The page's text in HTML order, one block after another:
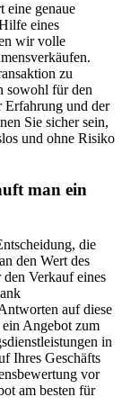
eine genaue
eines
wir volle
zu
sowohl für den
Erfahrung und der
Sie sicher sein,
und ohne Risiko
man ein
die
den Wert des
Verkauf eines
auf diese
Angebot zum
in
Ihres Geschäfts
vor
am besten für